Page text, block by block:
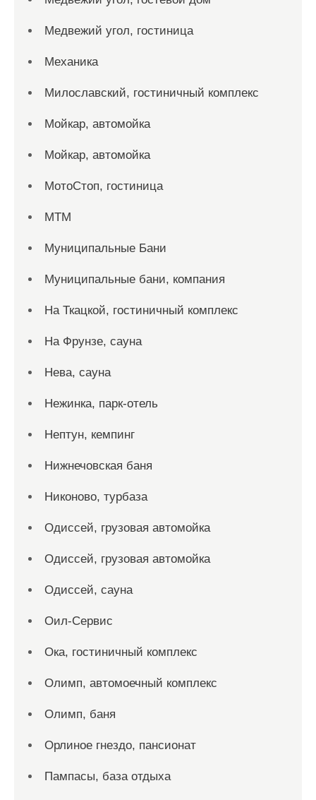
Медвежий угол, гостиница
Механика
Милославский, гостиничный комплекс
Мойкар, автомойка
Мойкар, автомойка
МотоСтоп, гостиница
МТМ
Муниципальные Бани
Муниципальные бани, компания
На Ткацкой, гостиничный комплекс
На Фрунзе, сауна
Нева, сауна
Нежинка, парк-отель
Нептун, кемпинг
Нижнечовская баня
Никоново, турбаза
Одиссей, грузовая автомойка
Одиссей, грузовая автомойка
Одиссей, сауна
Оил-Сервис
Ока, гостиничный комплекс
Олимп, автомоечный комплекс
Олимп, баня
Орлиное гнездо, пансионат
Пампасы, база отдыха